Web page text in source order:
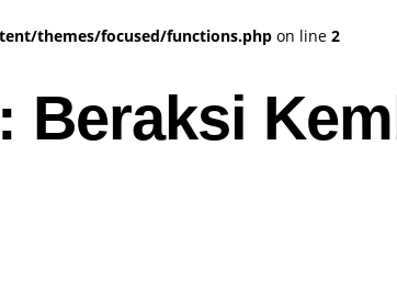
themes/focused/functions.php on line 2
Beraksi